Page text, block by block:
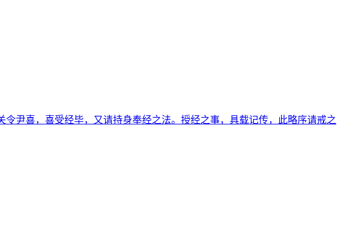
尹喜，喜受经毕，又请持身奉经之法。授经之事，具载记传，此略序请戒之